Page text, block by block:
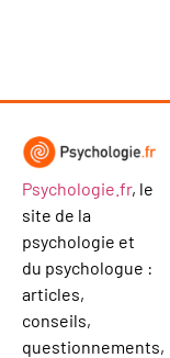
Psychologie.fr, le
site de la
psychologie et
du psychologue :
articles,
conseils,
questionnements,